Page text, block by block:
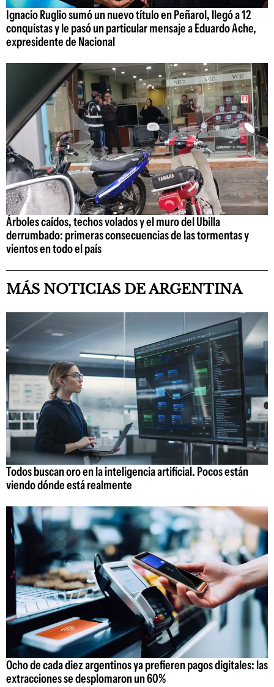
Ignacio Ruglio sumó un nuevo título en Peñarol, llegó a 12
conquistas y le pasó un particular mensaje a Eduardo Ache,
expresidente de Nacional
Árboles caídos, techos volados y el muro del Ubilla
derrumbado: primeras consecuencias de las tormentas y
vientos en todo el país
MÁS NOTICIAS DE ARGENTINA
Todos buscan oro en la inteligencia artificial. Pocos están
viendo dónde está realmente
Ocho de cada diez argentinos ya prefieren pagos digitales: las
extracciones se desplomaron un 60%